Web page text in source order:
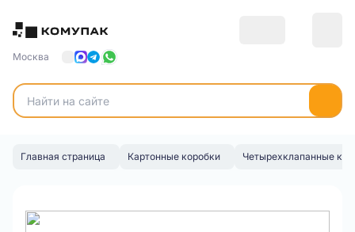
Москва
Главная страница Картонные коробки Четырехклапанные